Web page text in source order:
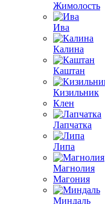
Жимолость
Ива
Калина
Каштан
Кизильник
Клен
Лапчатка
Липа
Магнолия
Магония
Миндаль